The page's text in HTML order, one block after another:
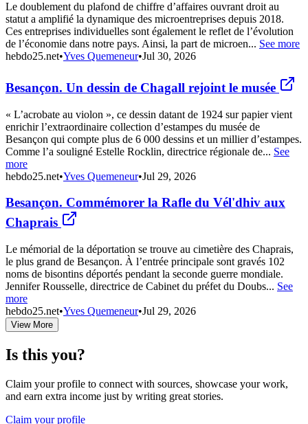
Le doublement du plafond de chiffre d’affaires ouvrant droit au
statut a amplifié la dynamique des microentreprises depuis 2018.
Ces entreprises individuelles sont également le reflet de l’évolution
de l’économie dans notre pays. Ainsi, la part de microen... See more
hebdo25.net•Yves Quemeneur•Jul 30, 2026
Besançon. Un dessin de Chagall rejoint le musée
« L’acrobate au violon », ce dessin datant de 1924 sur papier vient
enrichir l’extraordinaire collection d’estampes du musée de
Besançon qui compte plus de 6 000 dessins et un millier d’estampes.
Comme l’a souligné Estelle Rocklin, directrice régionale de... See
more
hebdo25.net•Yves Quemeneur•Jul 29, 2026
Besançon. Commémorer la Rafle du Vél'dhiv aux
Chaprais
Le mémorial de la déportation se trouve au cimetière des Chaprais,
le plus grand de Besançon. À l’entrée principale sont gravés 102
noms de bisontins déportés pendant la seconde guerre mondiale.
Jennifer Rousselle, directrice de Cabinet du préfet du Doubs... See
more
hebdo25.net•Yves Quemeneur•Jul 29, 2026
View More
Is this you?
Claim your profile to connect with sources, showcase your work,
and earn extra income just by writing great stories.
Claim your profile